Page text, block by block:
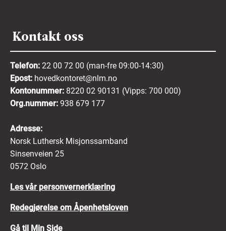
Kontakt oss
Telefon: 22 00 72 00 (man-fre 09:00-14:30)
Epost: hovedkontoret@nlm.no
Kontonummer: 8220 02 90131 (Vipps: 700 000)
Org.nummer: 938 679 177
Adresse:
Norsk Luthersk Misjonssamband
Sinsenveien 25
0572 Oslo
Les vår personvernerklæring
Redegjørelse om Åpenhetsloven
Gå til Min Side